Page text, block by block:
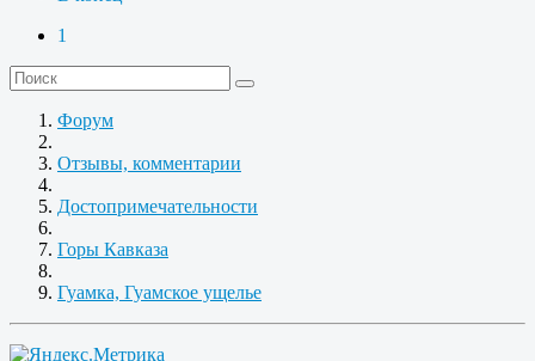
1
Форум
Отзывы, комментарии
Достопримечательности
Горы Кавказа
Гуамка, Гуамское ущелье